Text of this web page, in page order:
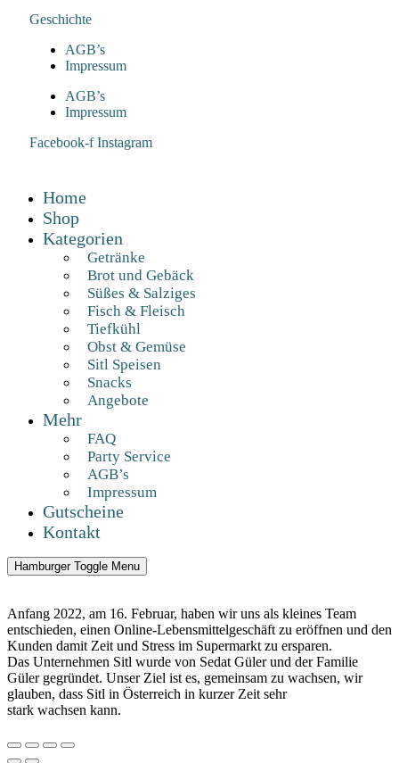
Geschichte
AGB’s
Impressum
AGB’s
Impressum
Facebook-f Instagram
Home
Shop
Kategorien
Getränke
Brot und Gebäck
Süßes & Salziges
Fisch & Fleisch
Tiefkühl
Obst & Gemüse
Sitl Speisen
Snacks
Angebote
Mehr
FAQ
Party Service
AGB’s
Impressum
Gutscheine
Kontakt
Hamburger Toggle Menu
Anfang 2022, am 16. Februar, haben wir uns als kleines Team
entschieden, einen Online-Lebensmittelgeschäft zu eröffnen und den
Kunden damit Zeit und Stress im Supermarkt zu ersparen.
Das Unternehmen Sitl wurde von Sedat Güler und der Familie
Güler gegründet. Unser Ziel ist es, gemeinsam zu wachsen, wir
glauben, dass Sitl in Österreich in kurzer Zeit sehr
stark wachsen kann.